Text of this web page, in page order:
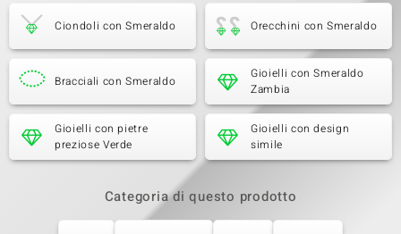
Ciondoli con Smeraldo Orecchini con Smeraldo
Bracciali con Smeraldo
Gioielli con Smeraldo
Zambia
Gioielli con pietre
preziose Verde
Gioielli con design
simile
Categoria di questo prodotto